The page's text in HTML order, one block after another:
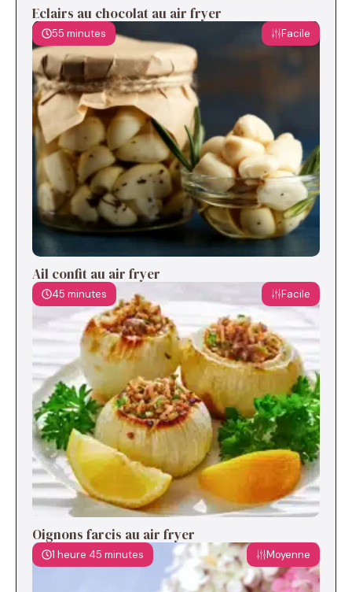
Eclairs au chocolat au air fryer
55 minutes Facile
Ail confit au air fryer
45 minutes Facile
Oignons farcis au air fryer
1 heure 45 minutes Moyenne